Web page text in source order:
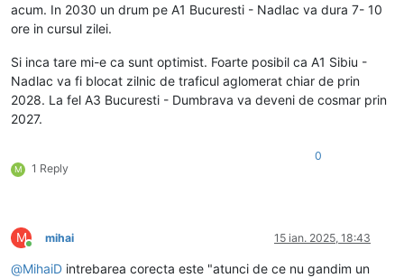
acum. In 2030 un drum pe A1 Bucuresti - Nadlac va dura 7- 10
ore in cursul zilei.
Si inca tare mi-e ca sunt optimist. Foarte posibil ca A1 Sibiu -
Nadlac va fi blocat zilnic de traficul aglomerat chiar de prin
2028. La fel A3 Bucuresti - Dumbrava va deveni de cosmar prin
2027.
M 1 Reply
0
M
Conectat
mihai 15 ian. 2025, 18:43
@MihaiD intrebarea corecta este "atunci de ce nu gandim un